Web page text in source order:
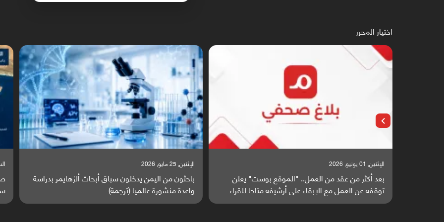
اختيار المحرر
الإثنين, 25 مايو, 2026
باحثون من اليمن يدخلون سباق أبحاث ألزهايمر بدراسة
واعدة منشورة عالميا (ترجمة)
السبت, 23 مايو, 2026
صراع دولي يتصاعد قرب اليمن والبحر الأحمر يتحول إلى
ساحة مواجهة عالمية (ترجمة)